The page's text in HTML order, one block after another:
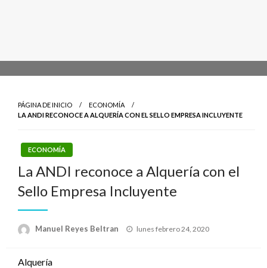
PÁGINA DE INICIO
ECONOMÍA
LA ANDI RECONOCE A ALQUERÍA CON EL SELLO EMPRESA INCLUYENTE
ECONOMÍA
La ANDI reconoce a Alquería con el
Sello Empresa Incluyente
Manuel Reyes Beltran
Publicado
lunes febrero 24, 2020
Alquería